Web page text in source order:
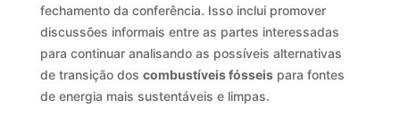
fechamento da conferência. Isso inclui promover
discussões informais entre as partes interessadas
para continuar analisando as possíveis alternativas
de transição dos combustíveis fósseispara fontes
de energia mais sustentáveis e limpas.